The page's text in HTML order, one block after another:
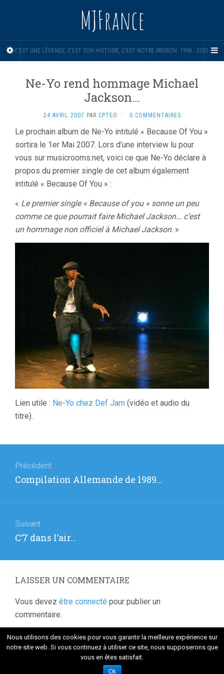
MJFrance
C'EST UNE LÉGENDE, C'EST SON HISTOIRE, C'EST NOTRE PASSION. 1996 - 2025.
Ne-Yo rend hommage Michael
Jackson…
24 AVRIL 2007 PAR CPTEO · 0 COMMENTAIRES
Le prochain album de Ne-Yo intitulé « Because Of You »
sortira le 1er Mai 2007. Lors d’une interview lu pour
vous sur musicrooms.net, voici ce que Ne-Yo déclare à
propos du premier single de cet album également
intitulé « Because Of You » :
« Le premier single « Because of you » sonne un peu
comme ce que pourrait faire Michael Jackson… c’est
un hommage non officiel à Michael Jackson. »
Lien utile : Ne-Yo chez Def Jam (vidéo et audio du
titre).
de
l’article
Précédent
Article
Compilation Allemande de 1989…
Suivant
Article
:
C’7 dans l’air…
LAISSER UN COMMENTAIRE
Vous devez être connecté pour publier un
commentaire.
Nous utilisons des cookies pour vous garantir la meilleure expérience sur
notre site web. Si vous continuez à utiliser ce site, nous supposerons que
vous en êtes satisfait.
Ok